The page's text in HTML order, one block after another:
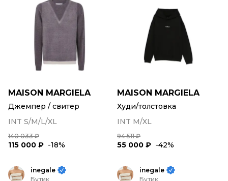
MAISON MARGIELA
Джемпер / свитер
INT S/M/L/XL
140 033 ₽
115 000 ₽ -18%
MAISON MARGIELA
Худи/толстовка
INT M/XL
94 511 ₽
55 000 ₽ -42%
inegale
Бутик
inegale
Бутик